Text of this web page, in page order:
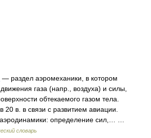
— раздел аэромеханики, в котором
газа (напр., воздуха) и силы,
обтекаемого газом тела.
в. в связи с развитием авиации.
определение сил,… …
словарь